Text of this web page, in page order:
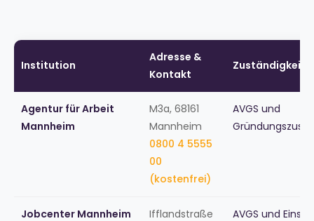
Institution
Adresse &
Kontakt
Zuständigkeit
Agentur für Arbeit
Mannheim
M3a, 68161
Mannheim
0800 4 5555
00
(kostenfrei)
AVGS und
Jobcenter Mannheim
Ifflandstraße
AVGS und